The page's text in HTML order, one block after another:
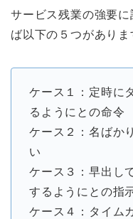
サービス残業の強要に
ば以下の５つがありま
ケース１：定時に
るようにとの命令
ケース２：名ばか
い
ケース３：早出し
するようにとの指
ケース４：タイム